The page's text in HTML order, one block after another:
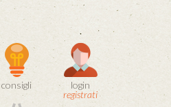
consigli
login
registrati